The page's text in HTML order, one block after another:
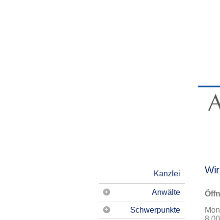
Kanzlei
Anwälte
Anne-Kathrin Gröninger
Schwerpunkte